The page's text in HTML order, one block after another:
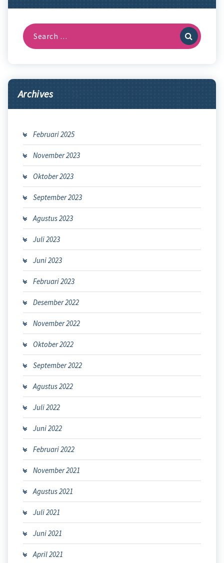
Search
for:
Archives
Februari 2025
November 2023
Oktober 2023
September 2023
Agustus 2023
Juli 2023
Juni 2023
Februari 2023
Desember 2022
November 2022
Oktober 2022
September 2022
Agustus 2022
Juli 2022
Juni 2022
Februari 2022
November 2021
Agustus 2021
Juli 2021
Juni 2021
April 2021